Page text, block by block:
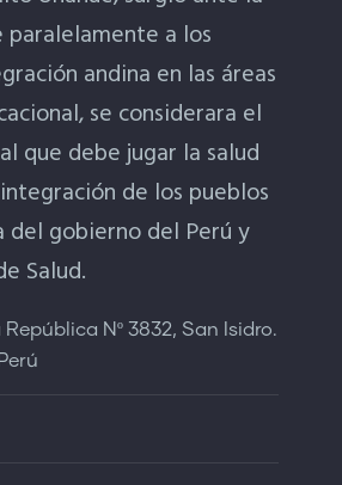
paralelamente a los
andina en las áreas
se considerara el
que debe jugar la salud
de los pueblos
del gobierno del Perú y
Salud.
República Nº 3832, San Isidro.